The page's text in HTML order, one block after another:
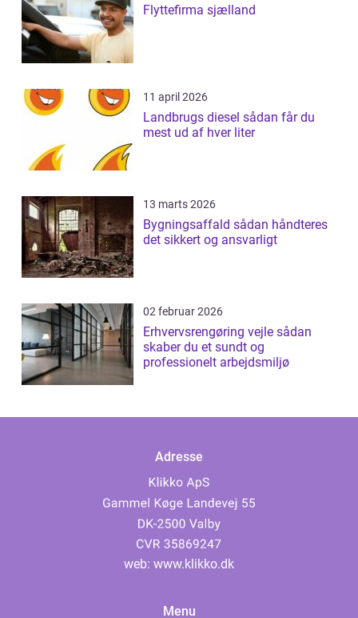
Flyttefirma sjælland
11 april 2026
Landbrugs diesel sådan får du
mest ud af hver liter
13 marts 2026
Bygningsaffald sådan håndteres
det sikkert og ansvarligt
02 februar 2026
Erhvervsrengøring vejle sådan
skaber du et sundt og
professionelt arbejdsmiljø
Adresse
web: www.klikko.dk
Menu